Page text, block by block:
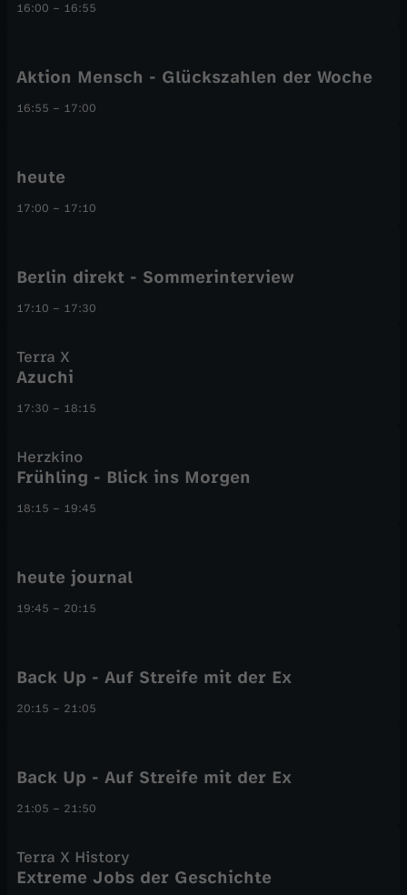
16:00 – 16:55
Aktion Mensch - Glückszahlen der Woche
16:55 – 17:00
heute
17:00 – 17:10
Berlin direkt - Sommerinterview
17:10 – 17:30
Terra X
Azuchi
17:30 – 18:15
Herzkino
Frühling - Blick ins Morgen
18:15 – 19:45
heute journal
19:45 – 20:15
Back Up - Auf Streife mit der Ex
20:15 – 21:05
Back Up - Auf Streife mit der Ex
21:05 – 21:50
Terra X History
Extreme Jobs der Geschichte